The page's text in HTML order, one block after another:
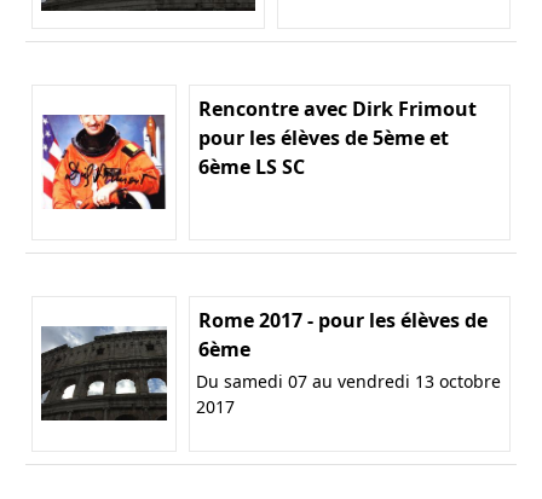
Rencontre avec Dirk Frimout
pour les élèves de 5ème et
6ème LS SC
Rome 2017 - pour les élèves de
6ème
Du samedi 07 au vendredi 13 octobre
2017